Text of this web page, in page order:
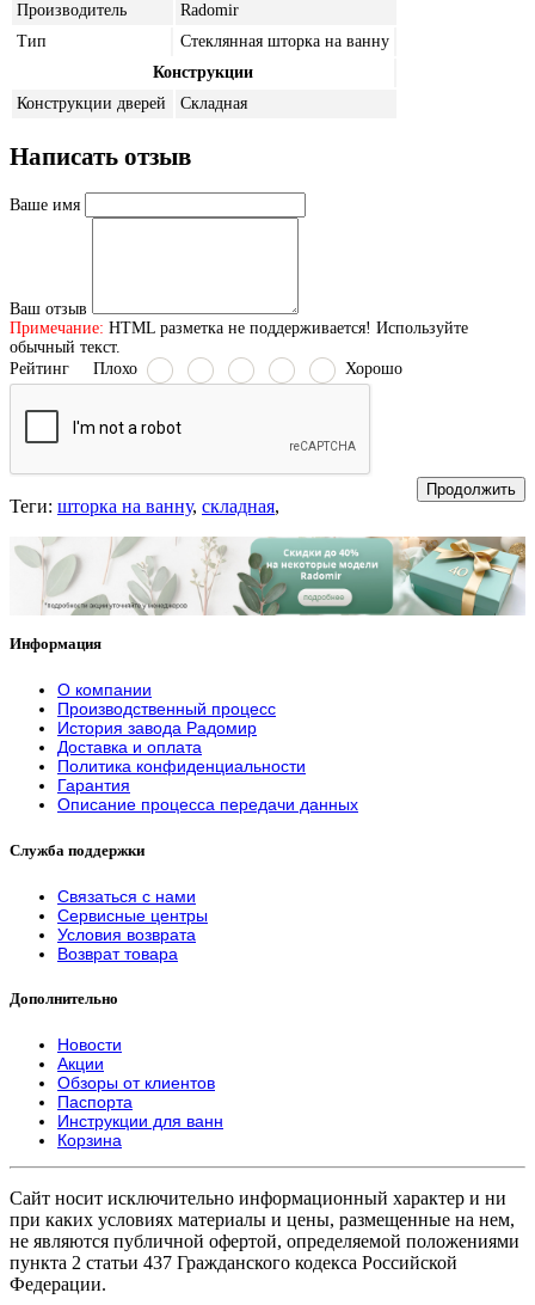
Производитель
Radomir
Тип
Стеклянная шторка на ванну
Конструкции
Конструкции дверей
Складная
Написать отзыв
Ваше имя
Ваш отзыв
Примечание: HTML разметка не поддерживается! Используйте
обычный текст.
Рейтинг Плохо Хорошо
Продолжить
Теги: шторка на ванну, складная,
Информация
О компании
Производственный процесс
История завода Радомир
Доставка и оплата
Политика конфиденциальности
Гарантия
Описание процесса передачи данных
Служба поддержки
Связаться с нами
Сервисные центры
Условия возврата
Возврат товара
Дополнительно
Новости
Акции
Обзоры от клиентов
Паспорта
Инструкции для ванн
Корзина
Сайт носит исключительно информационный характер и ни
при каких условиях материалы и цены, размещенные на нем,
не являются публичной офертой, определяемой положениями
пункта 2 статьи 437 Гражданского кодекса Российской
Федерации.